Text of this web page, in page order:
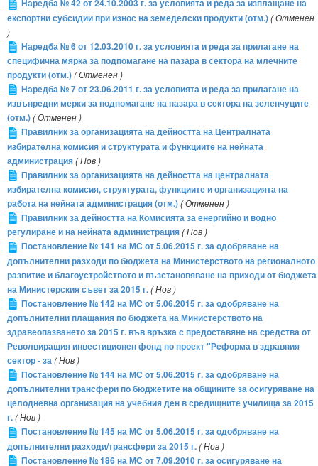
Наредба № 42 от 24.10.2003 г. за условията и реда за изплащане на
експортни субсидии при износ на земеделски продукти (отм.)( Отменен
)
Наредба № 6 от 12.03.2010 г. за условията и реда за прилагане на
специфична мярка за подпомагане на пазара в сектора на млечните
продукти (отм.)( Отменен )
Наредба № 7 от 23.06.2011 г. за условията и реда за прилагане на
извънредни мерки за подпомагане на пазара в сектора на зеленчуците
(отм.)( Отменен )
Правилник за организацията на дейността на Централната
избирателна комисия и структурата и функциите на нейната
администрация( Нов )
Правилник за организацията на дейността на централната
избирателна комисия, структурата, функциите и организацията на
работа на нейната администрация (отм.)( Отменен )
Правилник за дейността на Комисията за енергийно и водно
регулиране и на нейната администрация( Нов )
Постановление № 141 на МС от 5.06.2015 г. за одобряване на
допълнителни разходи по бюджета на Министерството на регионалното
развитие и благоустройството и възстановяване на приходи от бюджета
на Министерския съвет за 2015 г.( Нов )
Постановление № 142 на МС от 5.06.2015 г. за одобряване на
допълнителни плащания по бюджета на Министерството на
здравеопазването за 2015 г. във връзка с предоставяне на средства от
Револвиращия инвестиционен фонд по проект "Реформа в здравния
сектор - за( Нов )
Постановление № 144 на МС от 5.06.2015 г. за одобряване на
допълнителни трансфери по бюджетите на общините за осигуряване на
целодневна организация на учебния ден в средищните училища за 2015
г.( Нов )
Постановление № 145 на МС от 5.06.2015 г. за одобряване на
допълнителни разходи/трансфери за 2015 г.( Нов )
Постановление № 186 на МС от 7.09.2010 г. за осигуряване на